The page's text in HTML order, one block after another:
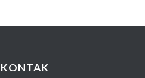
KONTAK